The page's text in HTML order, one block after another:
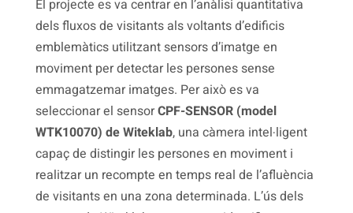
El projecte es va centrar en l’anàlisi quantitativa
dels fluxos de visitants als voltants d’edificis
emblemàtics utilitzant sensors d’imatge en
moviment per detectar les persones sense
emmagatzemar imatges. Per això es va
seleccionar el sensorCPF-SENSOR (model
WTK10070) de Witeklab, una càmera intel·ligent
capaç de distingir les persones en moviment i
realitzar un recompte en temps real de l’afluència
de visitants en una zona determinada. L’ús dels